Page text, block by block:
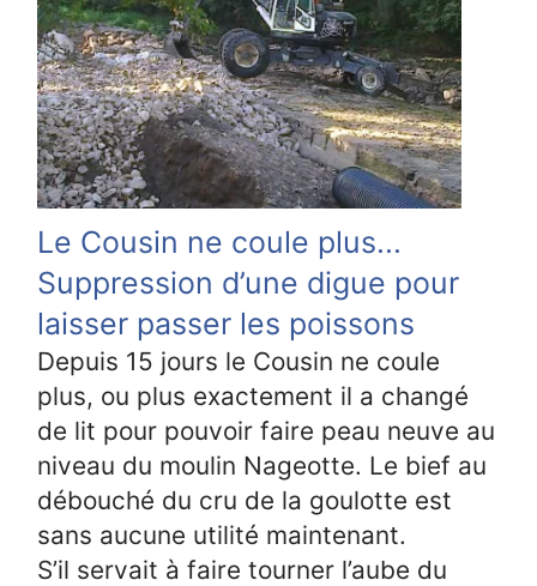
Le Cousin ne coule plus...
Suppression d’une digue pour
laisser passer les poissons
Depuis 15 jours le Cousin ne coule
plus, ou plus exactement il a changé
de lit pour pouvoir faire peau neuve au
niveau du moulin Nageotte. Le bief au
débouché du cru de la goulotte est
sans aucune utilité maintenant.
S’il servait à faire tourner l’aube du